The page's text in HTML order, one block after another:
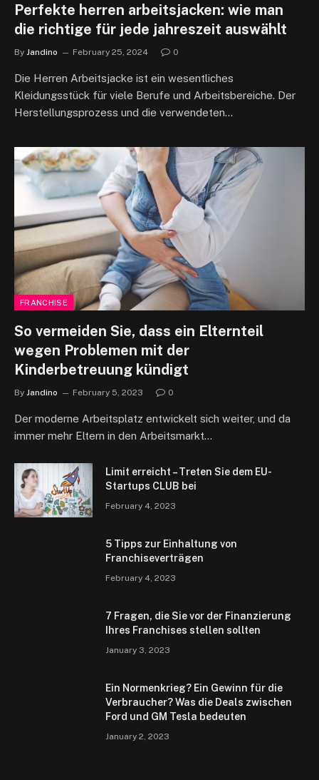
Perfekte herren arbeitsjacken: wie man
die richtige für jede jahreszeit auswählt
By Jandino February 25, 2024 0
Die Herren Arbeitsjacke ist ein wesentliches
Kleidungsstück für viele Berufe und Arbeitsbereiche. Der
Herstellungsprozess und die verwendeten…
FRANCHISE
So vermeiden Sie, dass ein Elternteil
wegen Problemen mit der
Kinderbetreuung kündigt
By Jandino February 5, 2023 0
Der moderne Arbeitsplatz entwickelt sich weiter, und da
immer mehr Eltern in den Arbeitsmarkt…
Limit erreicht – Treten Sie dem EU-
Startups CLUB bei
February 4, 2023
5 Tipps zur Einhaltung von
Franchiseverträgen
February 4, 2023
7 Fragen, die Sie vor der Finanzierung
Ihres Franchises stellen sollten
January 3, 2023
Ein Normenkrieg? Ein Gewinn für die
Verbraucher? Was die Deals zwischen
Ford und GM Tesla bedeuten
January 2, 2023